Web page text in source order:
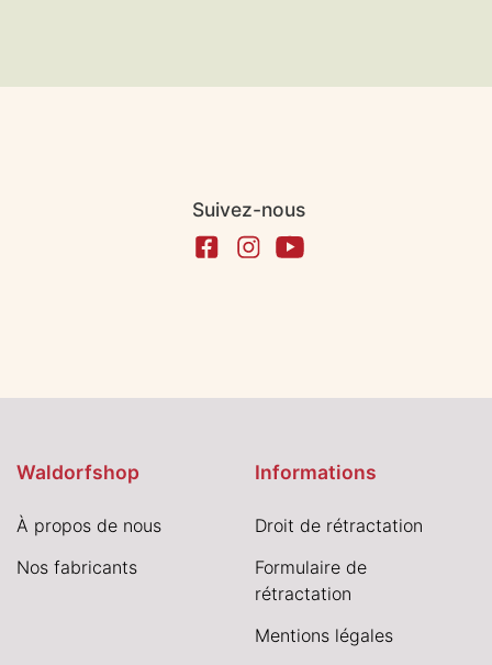
Suivez-nous
Waldorfshop
À propos de nous
Nos fabricants
Informations
Droit de rétractation
Formulaire de
rétractation
Mentions légales